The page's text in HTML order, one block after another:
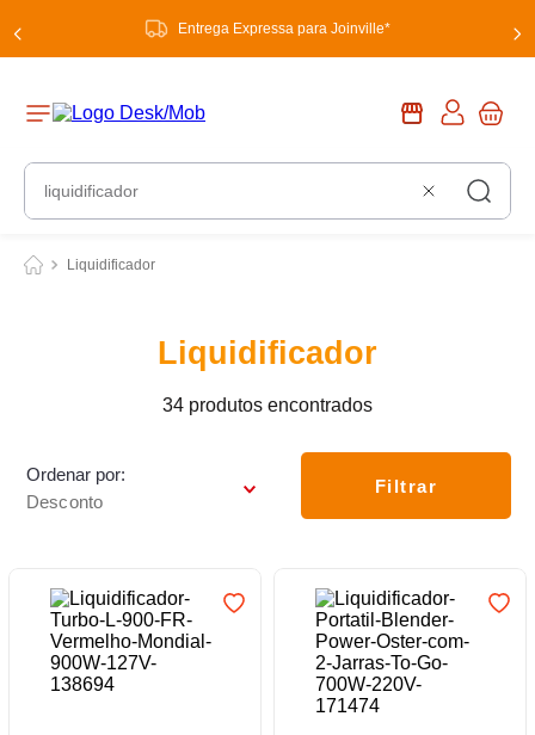
Entrega Expressa para Joinville*
O que você procura?
Liquidificador
Liquidificador
34 produtos
Ordenar por
Desconto
Filtrar